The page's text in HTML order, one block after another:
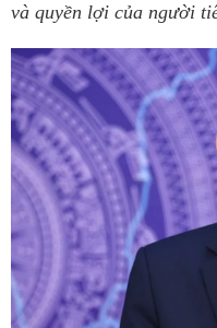
và quyền lợi của người